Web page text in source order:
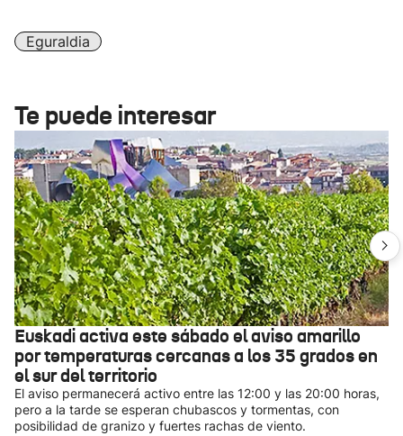
Eguraldia
Te puede interesar
Euskadi activa este sábado el aviso amarillo
por temperaturas cercanas a los 35 grados en
el sur del territorio
El aviso permanecerá activo entre las 12:00 y las 20:00 horas,
pero a la tarde se esperan chubascos y tormentas, con
posibilidad de granizo y fuertes rachas de viento.